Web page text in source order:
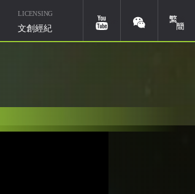
LICENSING
文創經紀
youtube weixin 簡體